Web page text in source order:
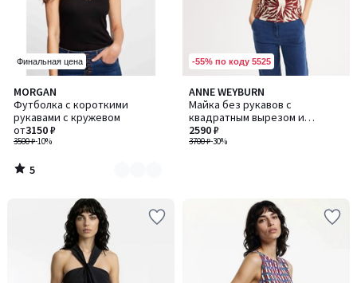
Финальная цена
MORGAN
Футболка с короткими
рукавами с кружевом
3500 ₽-10%
от3150 ₽
5
/
5
Количество
цветов:
2
5
/
-55% по коду 5525
ANNE WEYBURN
Майка без рукавов с
квадратным вырезом и
графическим принтом
3700 ₽-30%
2590 ₽